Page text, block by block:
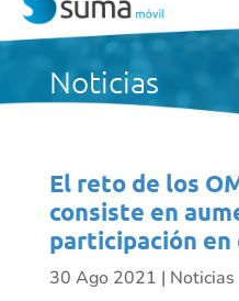
Noticias
El reto de los
consiste en
participación en
30 Ago 2021 | Noticias